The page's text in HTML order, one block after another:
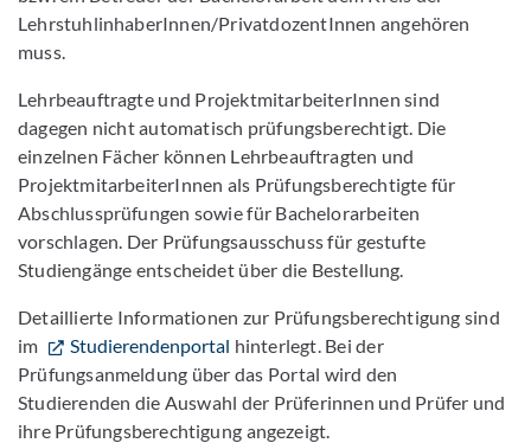
LehrstuhlinhaberInnen/PrivatdozentInnen angehören
muss.
Lehrbeauftragte und ProjektmitarbeiterInnen sind
dagegen nicht automatisch prüfungsberechtigt. Die
einzelnen Fächer können Lehrbeauftragten und
ProjektmitarbeiterInnen als Prüfungsberechtigte für
Abschlussprüfungen sowie für Bachelorarbeiten
vorschlagen. Der Prüfungsausschuss für gestufte
Studiengänge entscheidet über die Bestellung.
Detaillierte Informationen zur Prüfungsberechtigung sind
im
Studierendenportal hinterlegt. Bei der
Prüfungsanmeldung über das Portal wird den
Studierenden die Auswahl der Prüferinnen und Prüfer und
ihre Prüfungsberechtigung angezeigt.